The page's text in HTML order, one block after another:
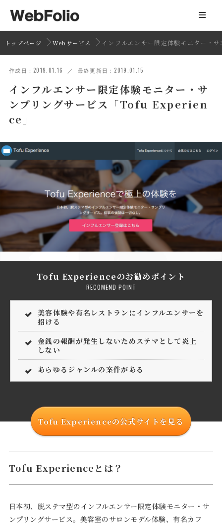
トップページ Webサービス インフルエンサー限定体験モニター
作成日：2019.01.16 ／ 最終更新日：2019.01.15
インフルエンサー限定体験モニター・サ
ンプリングサービス「Tofu Experien
ce」
Tofu Experienceのお勧めポイント
RECOMEND POINT
美容体験や有名レストランにインフルエンサーを
招ける
金銭の報酬が発生しないためステマとして炎上
しない
あらゆるジャンルの案件がある
Tofu Experienceの公式サイトを見る
Tofu Experienceとは？
日本初、脱ステマ型のインフルエンサー限定体験モニター・サ
ンプリングサービス。美容室のサロンモデル体験、有名カフ